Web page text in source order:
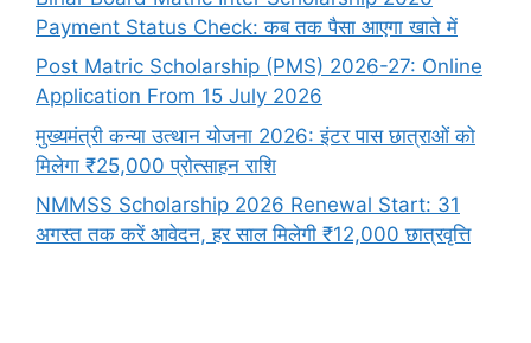
Payment Status Check: कब तक पैसा आएगा खाते में
Post Matric Scholarship (PMS) 2026-27: Online
Application From 15 July 2026
मुख्यमंत्री कन्या उत्थान योजना 2026: इंटर पास छात्राओं को
मिलेगा ₹25,000 प्रोत्साहन राशि
NMMSS Scholarship 2026 Renewal Start: 31
अगस्त तक करें आवेदन, हर साल मिलेगी ₹12,000 छात्रवृत्ति